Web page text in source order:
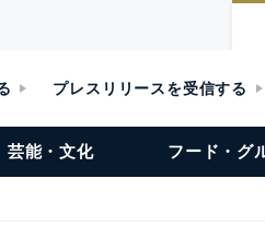
プレスリリースを受信する
芸能・文化 フード・グ